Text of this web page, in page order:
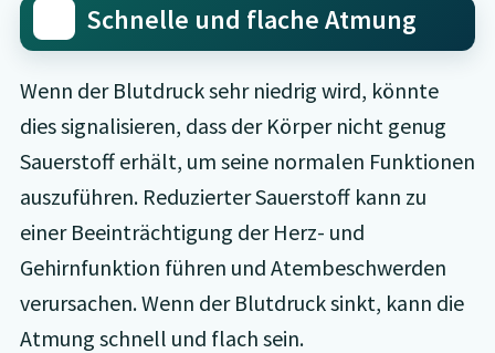
Schnelle und flache Atmung
Wenn der Blutdruck sehr niedrig wird, könnte
dies signalisieren, dass der Körper nicht genug
Sauerstoff erhält, um seine normalen Funktionen
auszuführen. Reduzierter Sauerstoff kann zu
einer Beeinträchtigung der Herz- und
Gehirnfunktion führen und Atembeschwerden
verursachen. Wenn der Blutdruck sinkt, kann die
Atmung schnell und flach sein.